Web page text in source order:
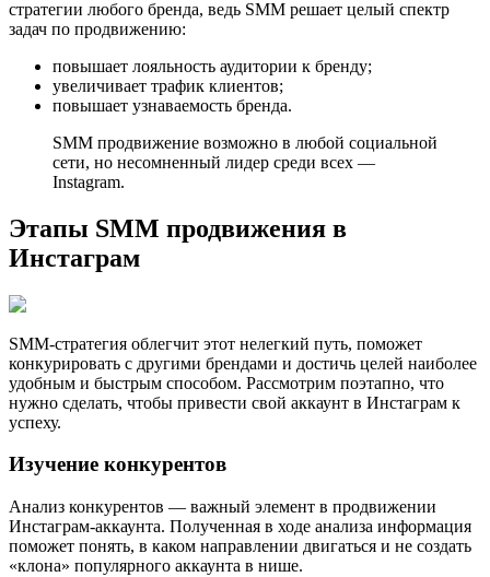
стратегии любого бренда, ведь SMM решает целый спектр
задач по продвижению:
повышает лояльность аудитории к бренду;
увеличивает трафик клиентов;
повышает узнаваемость бренда.
SMM продвижение возможно в любой социальной
сети, но несомненный лидер среди всех —
Instagram.
Этапы SMM продвижения в
Инстаграм
SMM-стратегия облегчит этот нелегкий путь, поможет
конкурировать с другими брендами и достичь целей наиболее
удобным и быстрым способом. Рассмотрим поэтапно, что
нужно сделать, чтобы привести свой аккаунт в Инстаграм к
успеху.
Изучение конкурентов
Анализ конкурентов — важный элемент в продвижении
Инстаграм-аккаунта. Полученная в ходе анализа информация
поможет понять, в каком направлении двигаться и не создать
«клона» популярного аккаунта в нише.